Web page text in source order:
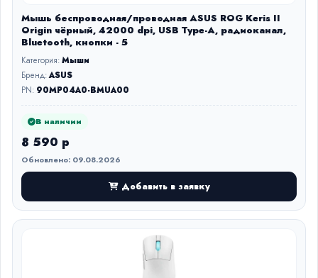
Мышь беспроводная/проводная ASUS ROG Keris II
Origin чёрный, 42000 dpi, USB Type-A, радиоканал,
Bluetooth, кнопки - 5
Категория:Мыши
Бренд:ASUS
PN: 90MP04A0-BMUA00
В наличии
8 590 р
Обновлено: 09.08.2026
Добавить в заявку